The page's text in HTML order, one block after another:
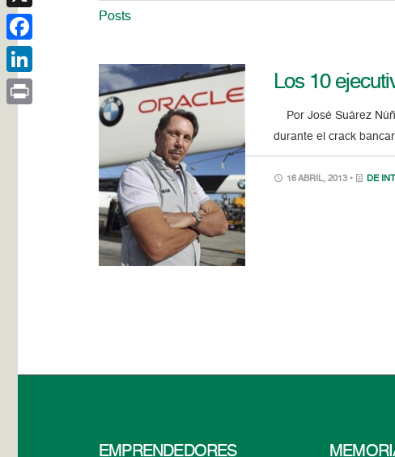
Posts
Los 10
Por José Suárez
durante el crack
16 ABRIL, 2013 • DE
EMPRENDEDORES
X
Facebook
LinkedIn